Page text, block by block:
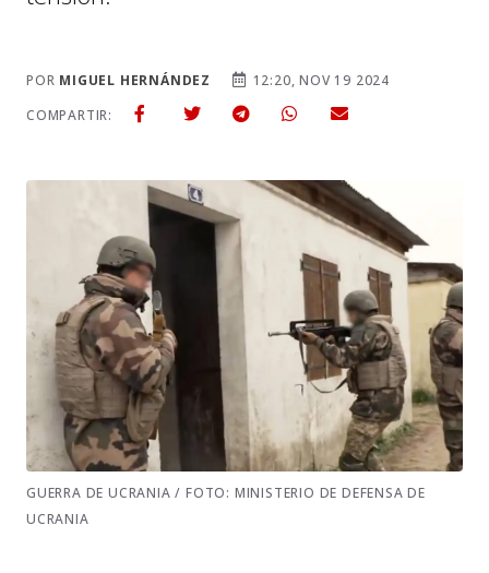
POR MIGUEL HERNÁNDEZ
12:20, NOV 19 2024
COMPARTIR:
GUERRA DE UCRANIA / FOTO: MINISTERIO DE DEFENSA DE
UCRANIA